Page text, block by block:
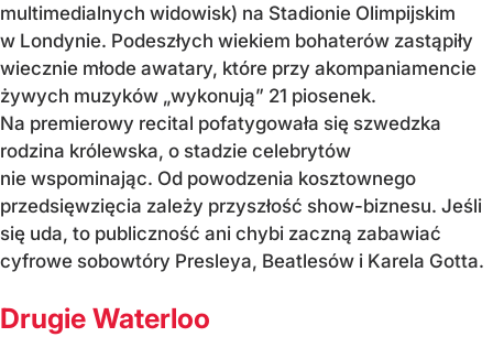
multimedialnych widowisk) na Stadionie Olimpijskim
w Londynie. Podeszłych wiekiem bohaterów zastąpiły
wiecznie młode awatary, które przy akompaniamencie
żywych muzyków „wykonują” 21 piosenek.
Na premierowy recital pofatygowała się szwedzka
rodzina królewska, o stadzie celebrytów
nie wspominając. Od powodzenia kosztownego
przedsięwzięcia zależy przyszłość show-biznesu. Jeśli
się uda, to publiczność ani chybi zaczną zabawiać
cyfrowe sobowtóry Presleya, Beatlesów i Karela Gotta.
Drugie Waterloo